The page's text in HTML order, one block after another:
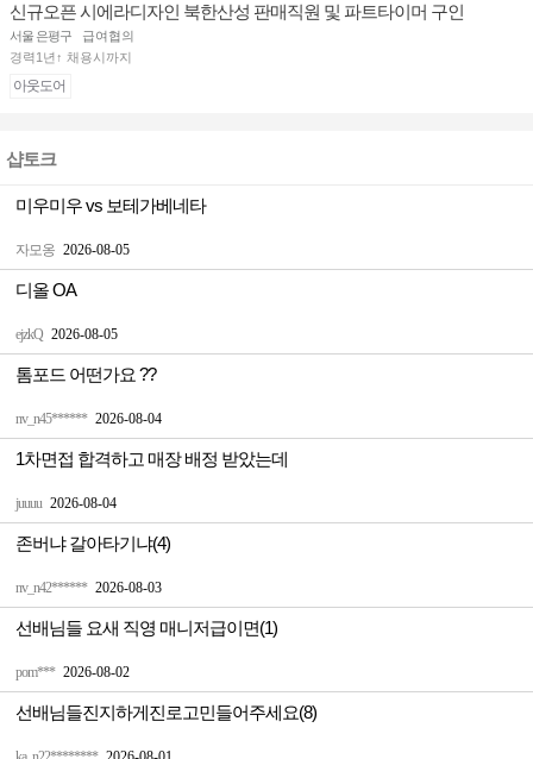
신규오픈 시에라디자인 북한산성 판매직원 및 파트타이머 구인
서울 은평구
급여협의
경력1년↑ 채용시까지
아웃도어
샵토크
자모옹 2026-08-05
미우미우 vs 보테가베네타
ejzkQ 2026-08-05
디올 OA
nv_n45****** 2026-08-04
톰포드 어떤가요 ??
juuuu 2026-08-04
1차면접 합격하고 매장 배정 받았는데
nv_n42****** 2026-08-03
존버냐 갈아타기냐(4)
pom*** 2026-08-02
선배님들 요새 직영 매니저급이면(1)
선배님들진지하게진로고민들어주세요(8)